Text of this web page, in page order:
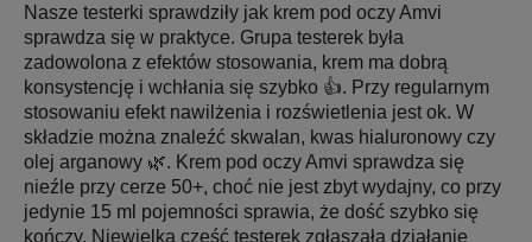
Nasze testerki sprawdziły jak krem pod oczy Amvi
sprawdza się w praktyce. Grupa testerek była
zadowolona z efektów stosowania, krem ma dobrą
konsystencję i wchłania się szybko 👍. Przy regularnym
stosowaniu efekt nawilżenia i rozświetlenia jest ok. W
składzie można znaleźć skwalan, kwas hialuronowy czy
olej arganowy 🌿. Krem pod oczy Amvi sprawdza się
nieźle przy cerze 50+, choć nie jest zbyt wydajny, co przy
jedynie 15 ml pojemności sprawia, że dość szybko się
kończy. Niewielka część testerek zgłaszała działanie